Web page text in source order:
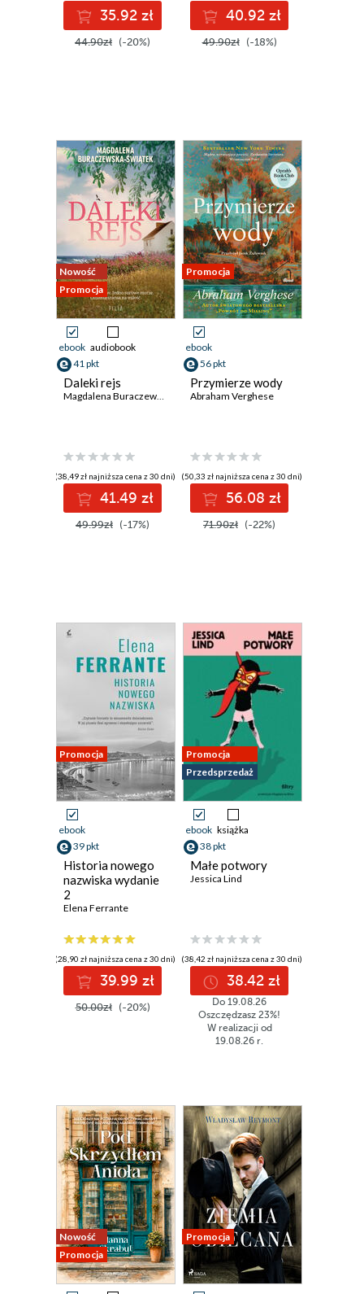
35.92 zł
44.90zł (-20%)
40.92 zł
49.90zł (-18%)
Nowość
Promocja
ebook audiobook
41 pkt
Daleki rejs
Magdalena Buraczewska-Świątek
(38,49 zł najniższa cena z 30 dni)
41.49 zł
49.99zł (-17%)
Promocja
ebook
56 pkt
Przymierze wody
Abraham Verghese
(50,33 zł najniższa cena z 30 dni)
56.08 zł
71.90zł (-22%)
Promocja
ebook
39 pkt
Historia nowego
nazwiska wydanie
2
Elena Ferrante
(28,90 zł najniższa cena z 30 dni)
39.99 zł
50.00zł (-20%)
Promocja
Przedsprzedaż
ebook książka
38 pkt
Małe potwory
Jessica Lind
(38,42 zł najniższa cena z 30 dni)
38.42 zł
Do 19.08.26
Oszczędzasz 23%!
W realizacji od
19.08.26 r.
Nowość
Promocja
Promocja